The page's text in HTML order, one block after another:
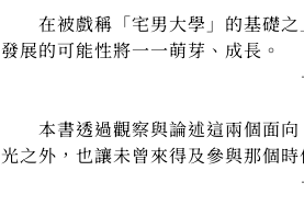
在被戲稱「宅男大學」的基礎之
發展的可能性將一一萌芽、成長。
本書透過觀察與論述這兩個面向
光之外，也讓未曾來得及參與那個
－－李衣雲（政治